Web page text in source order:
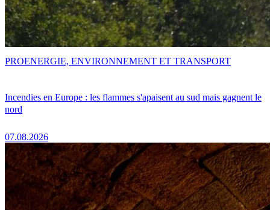
Incendies en Europe : les flammes s'apaisent au sud mais gagnent le
nord
07.08.2026
PROENERGIE, ENVIRONNEMENT ET TRANSPORT